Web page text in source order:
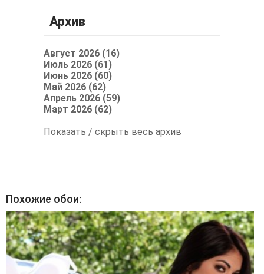
Архив
Август 2026 (16)
Июль 2026 (61)
Июнь 2026 (60)
Май 2026 (62)
Апрель 2026 (59)
Март 2026 (62)
Показать / скрыть весь архив
Похожие обои: